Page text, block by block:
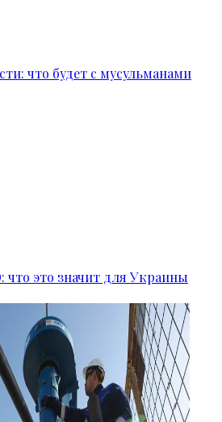
что будет с мусульманами
это значит для Украины